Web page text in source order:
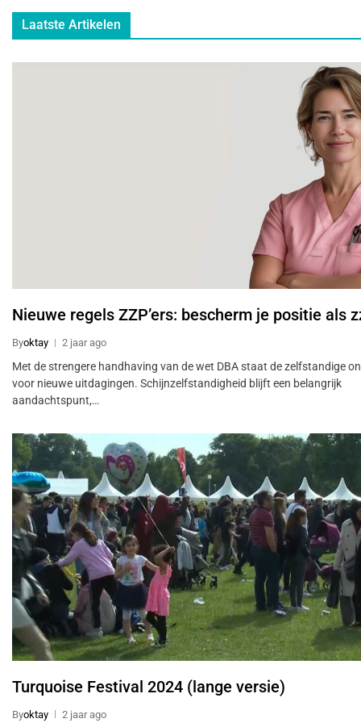
Laatste Artikelen
Nieuwe regels ZZP’ers: bescherm je positie als
Byoktay 2 jaar ago
Met de strengere handhaving van de wet DBA staat de zelfstandige
voor nieuwe uitdagingen. Schijnzelfstandigheid blijft een belangrijk
aandachtspunt,…
Turquoise Festival 2024 (lange versie)
Byoktay 2 jaar ago